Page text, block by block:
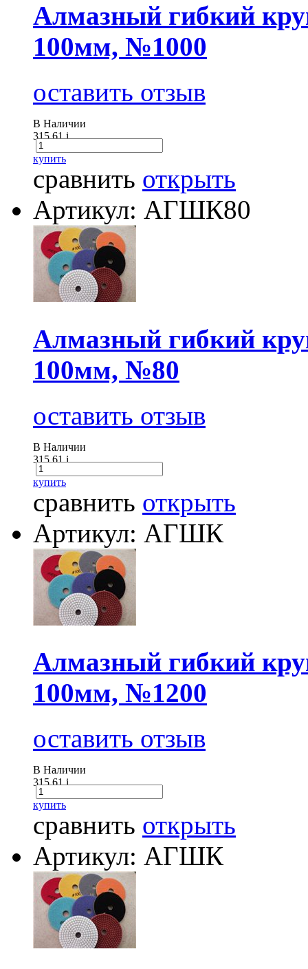
Алмазный гибкий
100мм, №1000
оставить отзыв
В Наличии
315.61i
купить
сравнить открыть
Артикул: АГШК80
Алмазный гибкий
100мм, №80
оставить отзыв
В Наличии
315.61i
купить
сравнить открыть
Артикул: АГШК
Алмазный гибкий
100мм, №1200
оставить отзыв
В Наличии
315.61i
купить
сравнить открыть
Артикул: АГШК